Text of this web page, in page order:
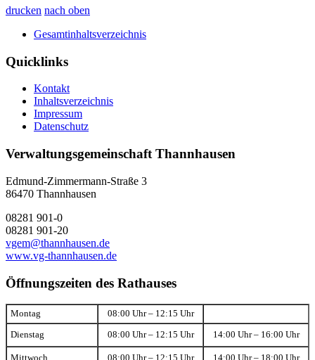
drucken nach oben
Gesamtinhaltsverzeichnis
Quicklinks
Kontakt
Inhaltsverzeichnis
Impressum
Datenschutz
Verwaltungsgemeinschaft Thannhausen
Edmund-Zimmermann-Straße 3
86470 Thannhausen
08281 901-0
08281 901-20
vgem@thannhausen.de
www.vg-thannhausen.de
Öffnungszeiten des Rathauses
Montag 08:00 Uhr – 12:15 Uhr
Dienstag 08:00 Uhr – 12:15 Uhr 14:00 Uhr – 16:00 Uhr